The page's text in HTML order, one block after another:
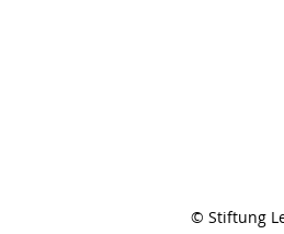
© Stiftung